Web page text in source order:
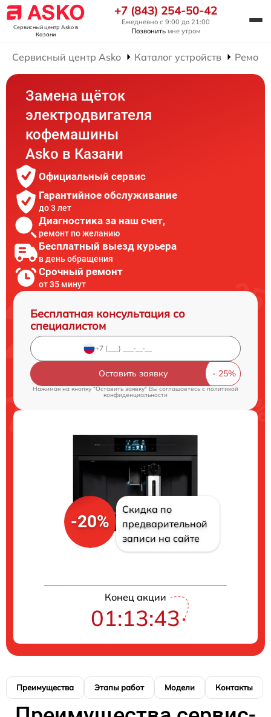
Сервисный центр Askoв
Казани
+7 (843) 254-50-42
Ежедневно с 9:00 до 21:00
Позвонить мне утром
Сервисный центр Asko Каталог устройств
Замена щёток
электродвигателя
кофемашины
Asko в Казани
Официальный сервис
Гарантийное обслуживание
до 3 лет
Диагностика за наш счет,
ремонт по желанию
Бесплатный выезд курьера
в день обращения
Срочный ремонт
от 35 минут
Бесплатная консультация со
специалистом
Оставить заявку
Нажимая на кнопку "Оставить заявку" Вы соглашаетесь cполитикой
конфиденциальности
-20%
Скидка по
предварительной
записи на сайте
Конец акции
01:13:42
Преимущества Этапы работ Модели Контакты